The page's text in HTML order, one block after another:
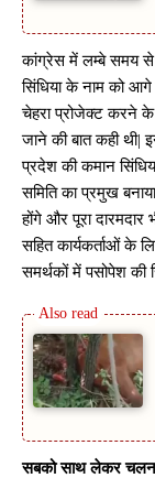
कांग्रेस में लम्बे समय से
सिंधिया के नाम को आगे
चेहरा प्रोजेक्ट करने के
जाने की बात कही थी|
प्रदेश की कमान
समिति का प्रमुख
होंगे और पूरा दारमदार
सहित कार्यकर्ताओं के
समर्थकों में पसोपेश की
सबको साथ लेकर चलना